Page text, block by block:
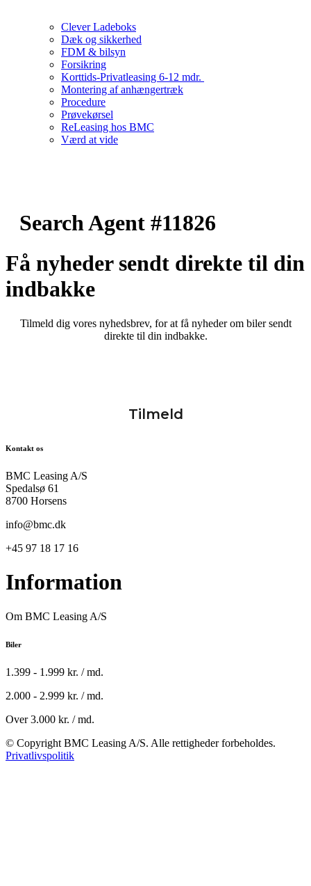
Clever Ladeboks
Dæk og sikkerhed
FDM & bilsyn
Forsikring
Korttids-Privatleasing 6-12 mdr.
Montering af anhængertræk
Procedure
Prøvekørsel
ReLeasing hos BMC
Værd at vide
Search Agent #11826
Få nyheder sendt direkte til din
indbakke
Tilmeld dig vores nyhedsbrev, for at få nyheder om biler sendt
direkte til din indbakke.
Kontakt os
BMC Leasing A/S
Spedalsø 61
8700 Horsens
info@bmc.dk
+45 97 18 17 16
Information
Om BMC Leasing A/S
Biler
1.399 - 1.999 kr. / md.
2.000 - 2.999 kr. / md.
Over 3.000 kr. / md.
© Copyright BMC Leasing A/S. Alle rettigheder forbeholdes.
Privatlivspolitik